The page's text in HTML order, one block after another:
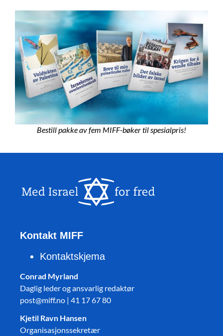
Bestill pakke av fem MIFF-bøker til spesialpris!
Kontakt MIFF
Kontaktskjema
Conrad Myrland
Daglig leder og ansvarlig redaktør
post@miff.no | 41 17 67 80
Kjetil Ravn Hansen
Organisasjonssekretær